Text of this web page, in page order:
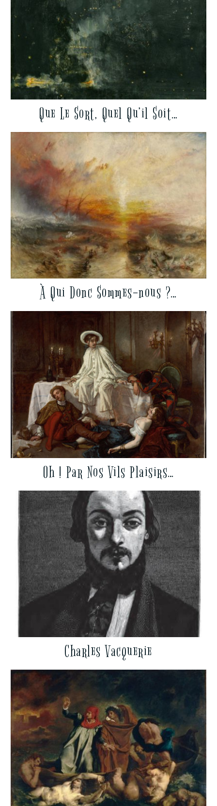
Que Le Sort, Quel Qu’il Soit…
À Qui Donc Sommes-nous ?…
Oh ! Par Nos Vils Plaisirs…
Charles Vacquerie